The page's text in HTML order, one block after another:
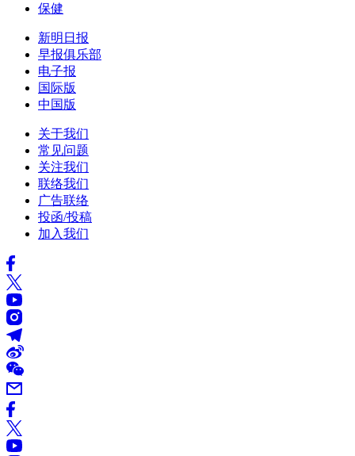
保健
新明日报
早报俱乐部
电子报
国际版
中国版
关于我们
常见问题
关注我们
联络我们
广告联络
投函/投稿
加入我们